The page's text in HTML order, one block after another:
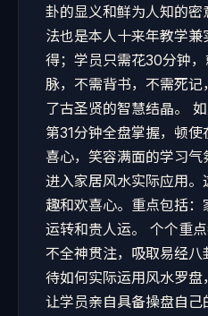
卦的显义和鲜为人知的
法也是本人十来年教学
得；学员只需花30分钟
脉，不需背书，不需死记
了古圣贤的智慧结晶。
第31分钟全盘掌握，顿
喜心，笑容满面的学习
进入家居风水实际应用
趣和欢喜心。重点包括
运转和贵人运。 个个重
不全神贯注，吸取易经
待如何实际运用风水罗盘
让学员亲自具备操盘自